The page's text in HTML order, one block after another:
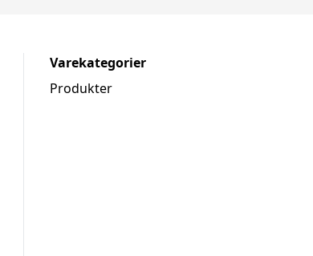
Varekategorier
Produkter